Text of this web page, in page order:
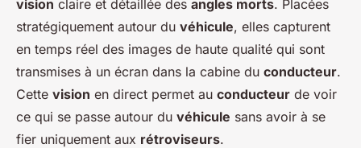
vision claire et détaillée des angles morts. Placées
stratégiquement autour du véhicule, elles capturent
en temps réel des images de haute qualité qui sont
transmises à un écran dans la cabine du conducteur.
Cette vision en direct permet au conducteur de voir
ce qui se passe autour du véhicule sans avoir à se
fier uniquement aux rétroviseurs.